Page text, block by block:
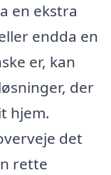
en ekstra
endda en
er, kan
der
hjem.
det
rette